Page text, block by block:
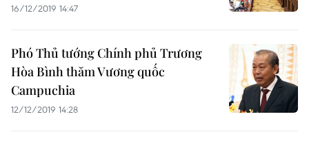
16/12/2019 14:47
Phó Thủ tướng Chính phủ Trương
Hòa Bình thăm Vương quốc
Campuchia
12/12/2019 14:28